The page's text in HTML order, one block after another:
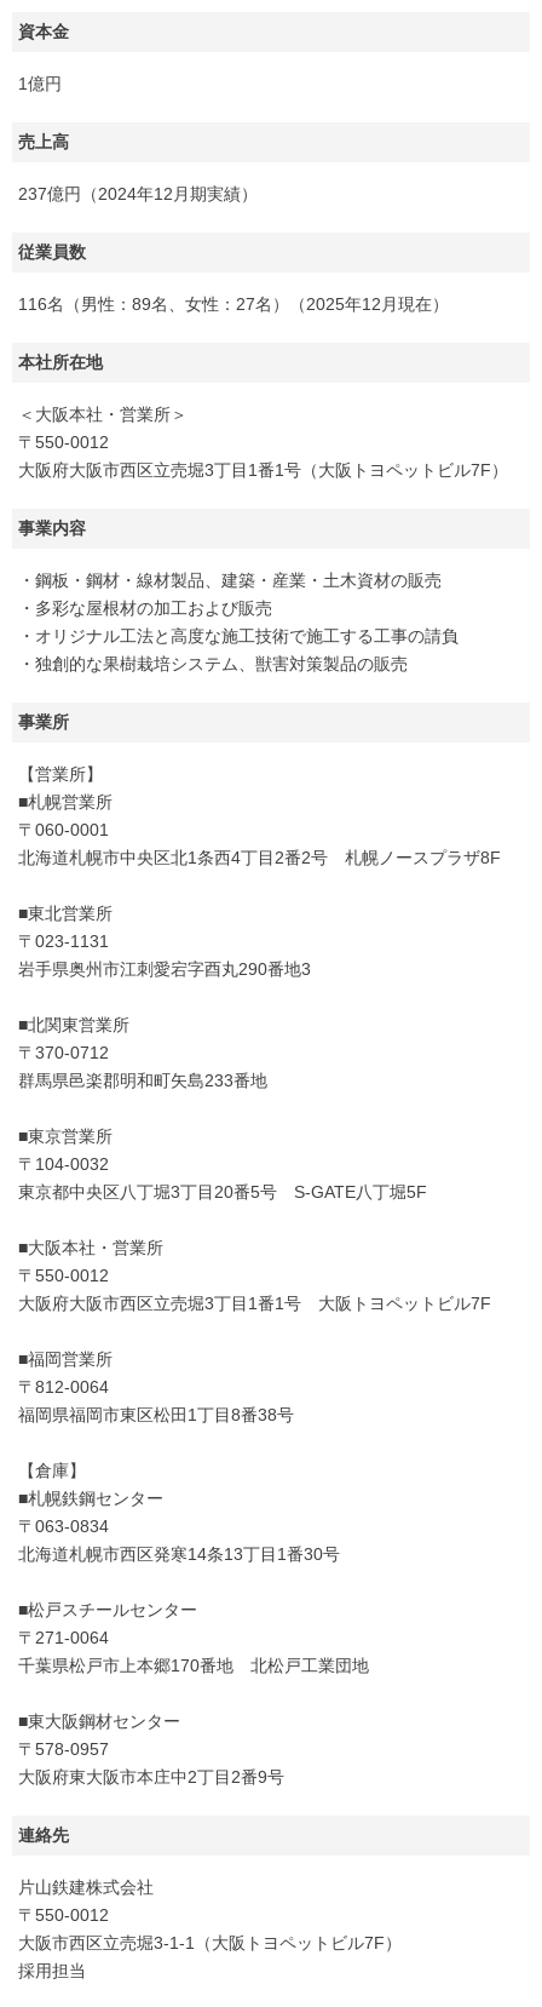
資本金
1億円
売上高
237億円（2024年12月期実績）
従業員数
116名（男性：89名、女性：27名）（2025年12月現在）
本社所在地
＜大阪本社・営業所＞
〒550-0012
大阪府大阪市西区立売堀3丁目1番1号（大阪トヨペットビル7F）
事業内容
・鋼板・鋼材・線材製品、建築・産業・土木資材の販売
・多彩な屋根材の加工および販売
・オリジナル工法と高度な施工技術で施工する工事の請負
・独創的な果樹栽培システム、獣害対策製品の販売
事業所
【営業所】
■札幌営業所
〒060-0001
北海道札幌市中央区北1条西4丁目2番2号 札幌ノースプラザ8F
■東北営業所
〒023-1131
岩手県奥州市江刺愛宕字酉丸290番地3
■北関東営業所
〒370-0712
群馬県邑楽郡明和町矢島233番地
■東京営業所
〒104-0032
東京都中央区八丁堀3丁目20番5号 S-GATE八丁堀5F
■大阪本社・営業所
〒550-0012
大阪府大阪市西区立売堀3丁目1番1号 大阪トヨペットビル7F
■福岡営業所
〒812-0064
福岡県福岡市東区松田1丁目8番38号
【倉庫】
■札幌鉄鋼センター
〒063-0834
北海道札幌市西区発寒14条13丁目1番30号
■松戸スチールセンター
〒271-0064
千葉県松戸市上本郷170番地 北松戸工業団地
■東大阪鋼材センター
〒578-0957
大阪府東大阪市本庄中2丁目2番9号
連絡先
片山鉄建株式会社
〒550-0012
大阪市西区立売堀3-1-1（大阪トヨペットビル7F）
採用担当